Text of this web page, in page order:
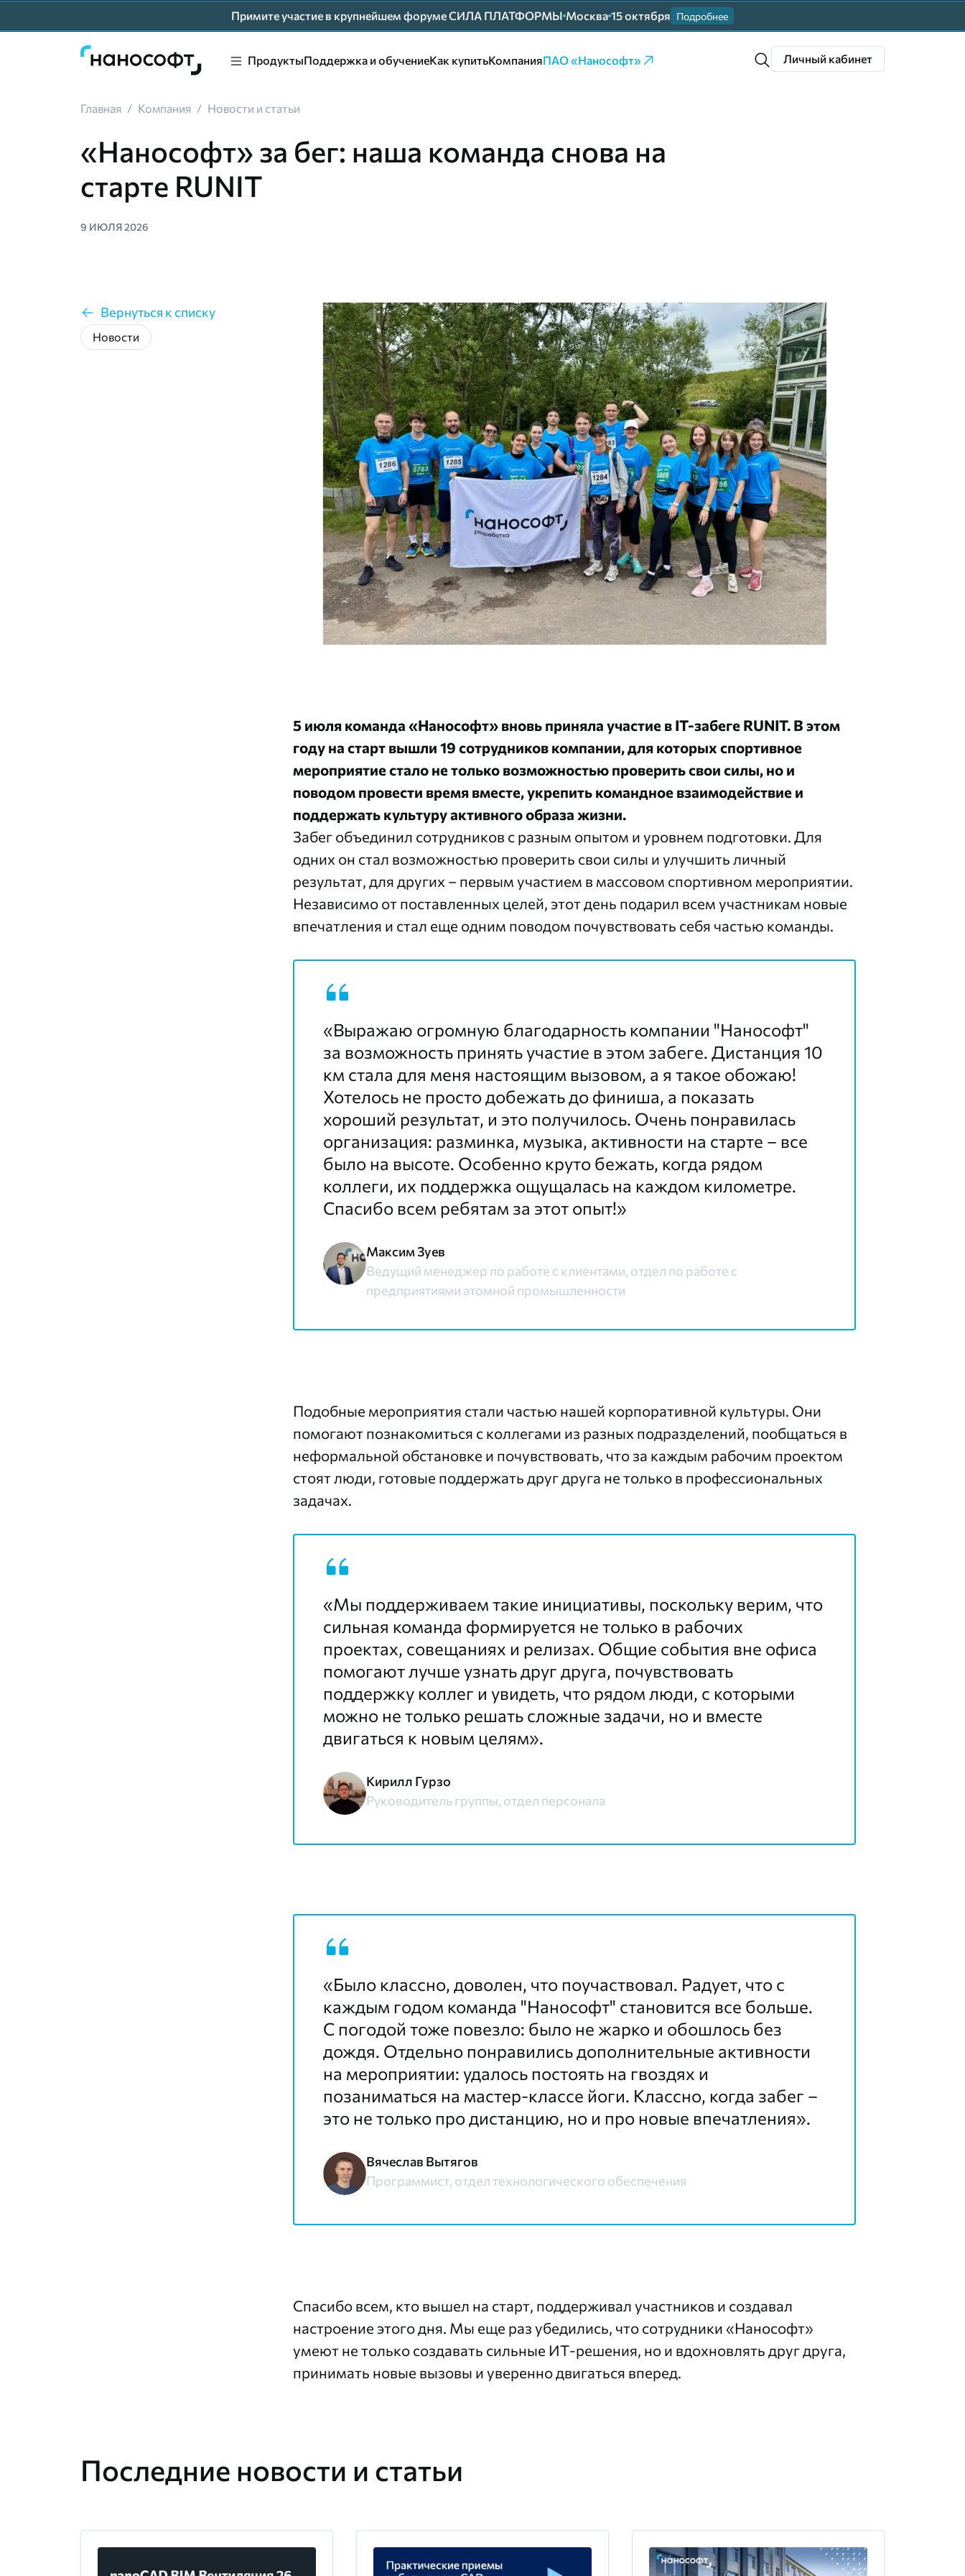
Примите участие в крупнейшем форуме СИЛА ПЛАТФОРМЫ Москва 15 октября Подробнее
ПродуктыПоддержка и обучениеКак купитьКомпанияПАО «Нанософт» Личный кабинет
Главная / Компания / Новости и статьи
«Нанософт» за бег: наша команда снова на
старте RUNIT
9 ИЮЛЯ 2026
Вернуться к списку
Новости
5 июля команда «Нанософт» вновь приняла участие в IT-забеге RUNIT. В этом
году на старт вышли 19 сотрудников компании, для которых спортивное
мероприятие стало не только возможностью проверить свои силы, но и
поводом провести время вместе, укрепить командное взаимодействие и
поддержать культуру активного образа жизни.
Забег объединил сотрудников с разным опытом и уровнем подготовки. Для
одних он стал возможностью проверить свои силы и улучшить личный
результат, для других – первым участием в массовом спортивном мероприятии.
Независимо от поставленных целей, этот день подарил всем участникам новые
впечатления и стал еще одним поводом почувствовать себя частью команды.
«Выражаю огромную благодарность компании "Нанософт"
за возможность принять участие в этом забеге. Дистанция 10
км стала для меня настоящим вызовом, а я такое обожаю!
Хотелось не просто добежать до финиша, а показать
хороший результат, и это получилось. Очень понравилась
организация: разминка, музыка, активности на старте – все
было на высоте. Особенно круто бежать, когда рядом
коллеги, их поддержка ощущалась на каждом километре.
Спасибо всем ребятам за этот опыт!»
Максим Зуев
Ведущий менеджер по работе с клиентами, отдел по работе с
предприятиями атомной промышленности
Подобные мероприятия стали частью нашей корпоративной культуры. Они
помогают познакомиться с коллегами из разных подразделений, пообщаться в
неформальной обстановке и почувствовать, что за каждым рабочим проектом
стоят люди, готовые поддержать друг друга не только в профессиональных
задачах.
«Мы поддерживаем такие инициативы, поскольку верим, что
сильная команда формируется не только в рабочих
проектах, совещаниях и релизах. Общие события вне офиса
помогают лучше узнать друг друга, почувствовать
поддержку коллег и увидеть, что рядом люди, с которыми
можно не только решать сложные задачи, но и вместе
двигаться к новым целям».
Кирилл Гурзо
Руководитель группы, отдел персонала
«Было классно, доволен, что поучаствовал. Радует, что с
каждым годом команда "Нанософт" становится все больше.
С погодой тоже повезло: было не жарко и обошлось без
дождя. Отдельно понравились дополнительные активности
на мероприятии: удалось постоять на гвоздях и
позаниматься на мастер-классе йоги. Классно, когда забег –
это не только про дистанцию, но и про новые впечатления».
Вячеслав Вытягов
Программист, отдел технологического обеспечения
Спасибо всем, кто вышел на старт, поддерживал участников и создавал
настроение этого дня. Мы еще раз убедились, что сотрудники «Нанософт»
умеют не только создавать сильные ИТ-решения, но и вдохновлять друг друга,
принимать новые вызовы и уверенно двигаться вперед.
Последние новости и статьи